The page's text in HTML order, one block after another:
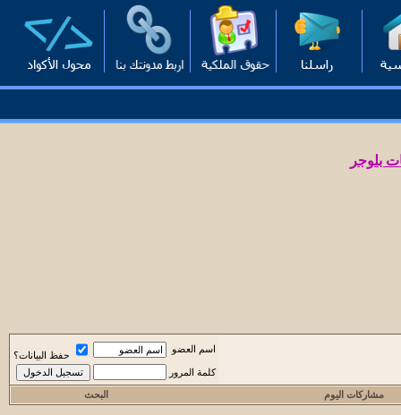
بلوجر
اسم العضو
حفظ البيانات؟
كلمة المرور
مشاركات اليوم البحث